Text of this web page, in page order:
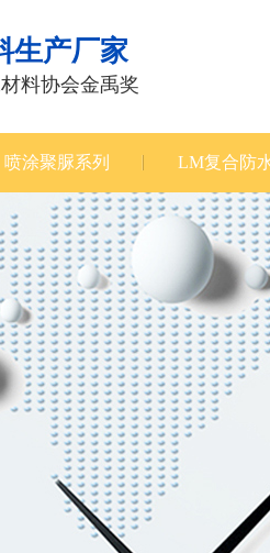
生产厂家
料协会金禹奖
喷涂聚脲系列 LM复合防